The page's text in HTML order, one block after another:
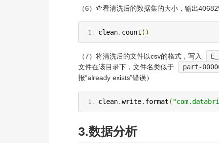
（6）查看清洗后的数据集的大小，输出
clean. count ()
（7）将清洗后的文件以csv的格式，写入
文件在该目录下，文件名类似于
part-
报“already exists”错误）
clean.write. format (
3.数据分析